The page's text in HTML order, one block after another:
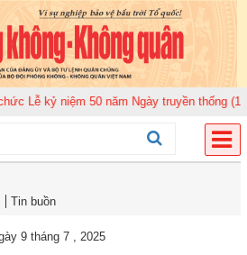
niệm 50 năm Ngày truyền thống (12-11-
Tin buồn
9 tháng 7 , 2025